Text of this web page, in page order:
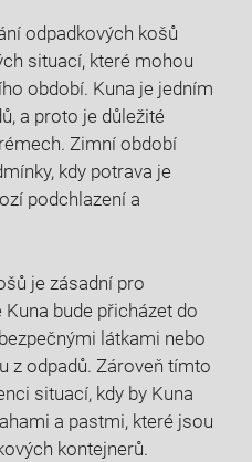
odpadkových košů
situací, které mohou
období. Kuna je jedním
a proto je důležité
Zimní období
kdy potrava je
podchlazení a
je zásadní pro
bude přicházet do
látkami nebo
z odpadů. Zároveň tímto
situací, kdy by Kuna
a pastmi, které jsou
kontejnerů.